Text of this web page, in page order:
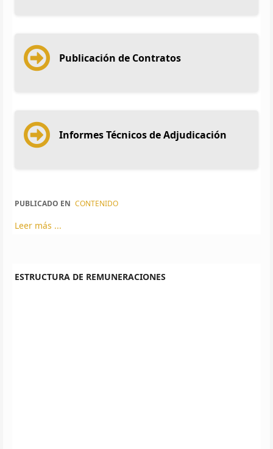
Publicación de Contratos
Informes Técnicos de Adjudicación
PUBLICADO EN CONTENIDO
Leer más ...
ESTRUCTURA DE REMUNERACIONES